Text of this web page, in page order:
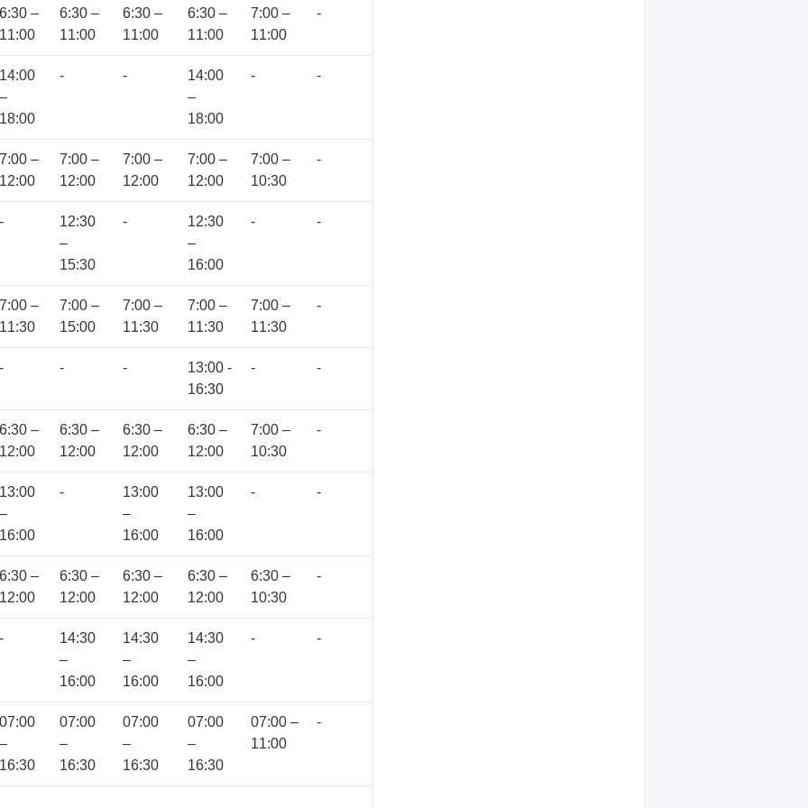
6:30 –
11:00
6:30 –
11:00
6:30 –
11:00
6:30 –
11:00
7:00 –
11:00
-
14:00
–
18:00
- -
14:00
–
18:00
- -
7:00 –
12:00
7:00 –
12:00
7:00 –
12:00
7:00 –
12:00
7:00 –
10:30
-
-
12:30
–
15:30
-
12:30
–
16:00
- -
7:00 –
11:30
7:00 –
15:00
7:00 –
11:30
7:00 –
11:30
7:00 –
11:30
-
- - -
13:00 -
16:30
- -
6:30 –
12:00
6:30 –
12:00
6:30 –
12:00
6:30 –
12:00
7:00 –
10:30
-
13:00
–
16:00
-
13:00
–
16:00
13:00
–
16:00
- -
6:30 –
12:00
6:30 –
12:00
6:30 –
12:00
6:30 –
12:00
6:30 –
10:30
-
-
14:30
–
16:00
14:30
–
16:00
14:30
–
16:00
- -
07:00
–
16:30
07:00
–
16:30
07:00
–
16:30
07:00
–
16:30
07:00 –
11:00
-